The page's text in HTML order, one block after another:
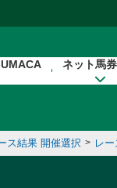
ネット馬
ス結果 開催選択 > レ